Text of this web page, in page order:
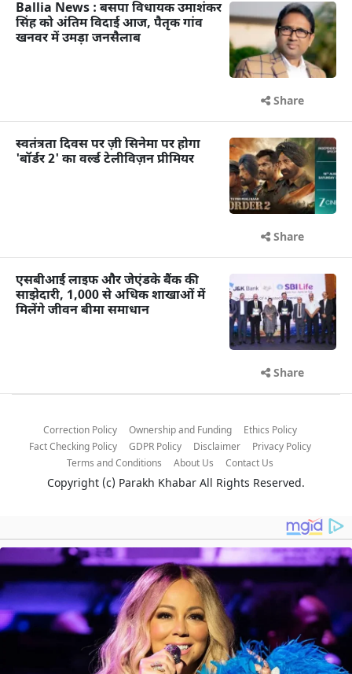
Ballia News : बसपा विधायक उमाशंकर
सिंह को अंतिम विदाई आज, पैतृक गांव
खनवर में उमड़ा जनसैलाब
Share
स्वतंत्रता दिवस पर ज़ी सिनेमा पर होगा
'बॉर्डर 2' का वर्ल्ड टेलीविज़न प्रीमियर
Share
एसबीआई लाइफ और जेएंडके बैंक की
साझेदारी, 1,000 से अधिक शाखाओं में
मिलेंगे जीवन बीमा समाधान
Share
Correction Policy Ownership and Funding
Ethics Policy
Fact Checking Policy
GDPR Policy Disclaimer
Privacy Policy
Terms and Conditions
About Us Contact Us
Copyright (c) Parakh Khabar All Rights Reserved.